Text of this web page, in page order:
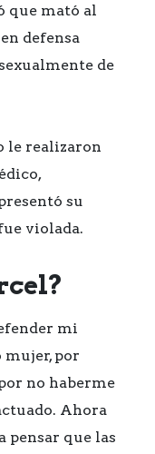
que mató al
defensa
de
le realizaron
su
violada.
mi
mujer, por
no haberme
Ahora
pensar que las